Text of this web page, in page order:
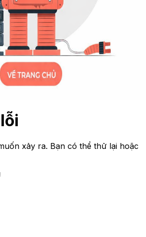
xảy ra. Bạn có thể thử lại hoặc